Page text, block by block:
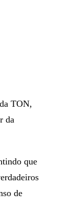
TON,
da
que
de